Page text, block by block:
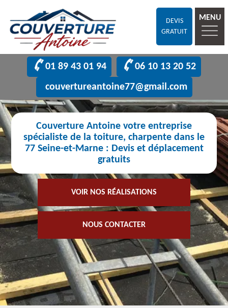
DEVIS
GRATUIT
MENU
01 89 43 01 94
06 10 13 20 52
couvertureantoine77@gmail.com
Couverture Antoine votre entreprise
spécialiste de la toiture, charpente dans le
77 Seine-et-Marne : Devis et déplacement
gratuits
VOIR NOS RÉALISATIONS
NOUS CONTACTER